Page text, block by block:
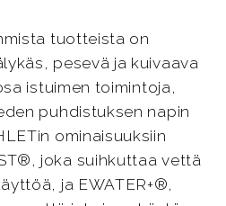
tuotteista on
pesevä ja kuivaava
istuimen toimintoja,
puhdistuksen napin
ominaisuuksiin
joka suihkuttaa vettä
ja EWATER+®,